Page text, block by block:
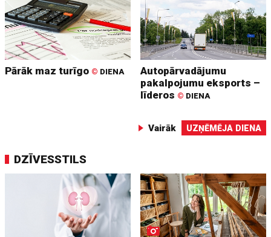
Pārāk maz turīgo © DIENA
Autopārvadājumu
pakalpojumu eksports –
līderos © DIENA
Vairāk UZŅĒMĒJA DIENA
DZĪVESSTILS